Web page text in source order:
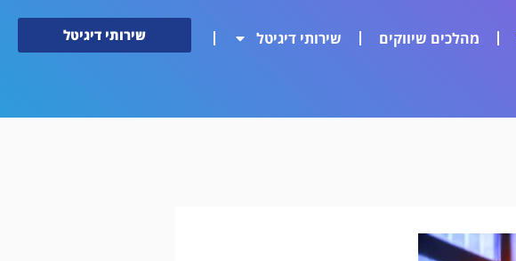
מהלכים שיווקים שירותי דיגיטל שירותי דיגיטל